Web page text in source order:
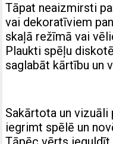
Tāpat neaizmirsti
vai dekoratīviem
skaļā režīmā vai
Plaukti spēļu
saglabāt kārtību un
Sakārtota un
iegrimt spēlē un